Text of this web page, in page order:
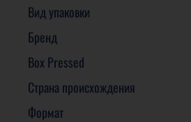
Вид упаковки
Бренд
Box Pressed
Страна происхождения
Формат